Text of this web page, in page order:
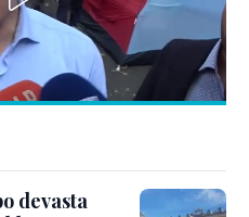
devasta